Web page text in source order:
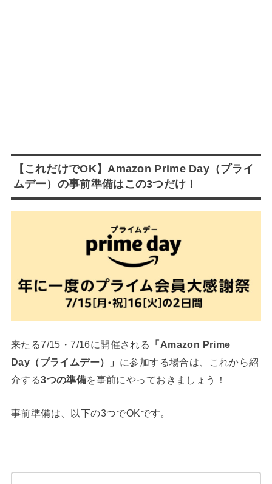
【これだけでOK】Amazon Prime Day（プライ
ムデー）の事前準備はこの3つだけ！
来たる7/15・7/16に開催される
「Amazon Prime
Day（プライムデー）」 に参加する場合は、これから紹
介する3つの準備を事前にやっておきましょう！
事前準備は、以下の3つでOKです。